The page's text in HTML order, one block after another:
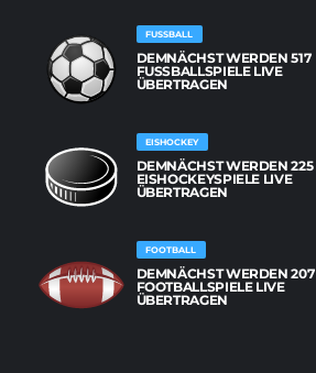
FUSSBALL
DEMNÄCHST WERDEN 517
FUSSBALLSPIELE LIVE Ü
BERTRAGEN
EISHOCKEY
DEMNÄCHST WERDEN 225
EISHOCKEYSPIELE LIVE
ÜBERTRAGEN
FOOTBALL
DEMNÄCHST WERDEN 207
FOOTBALLSPIELE LIVE
ÜBERTRAGEN